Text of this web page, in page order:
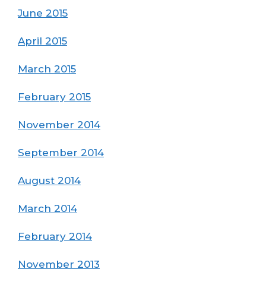
June 2015
April 2015
March 2015
February 2015
November 2014
September 2014
August 2014
March 2014
February 2014
November 2013